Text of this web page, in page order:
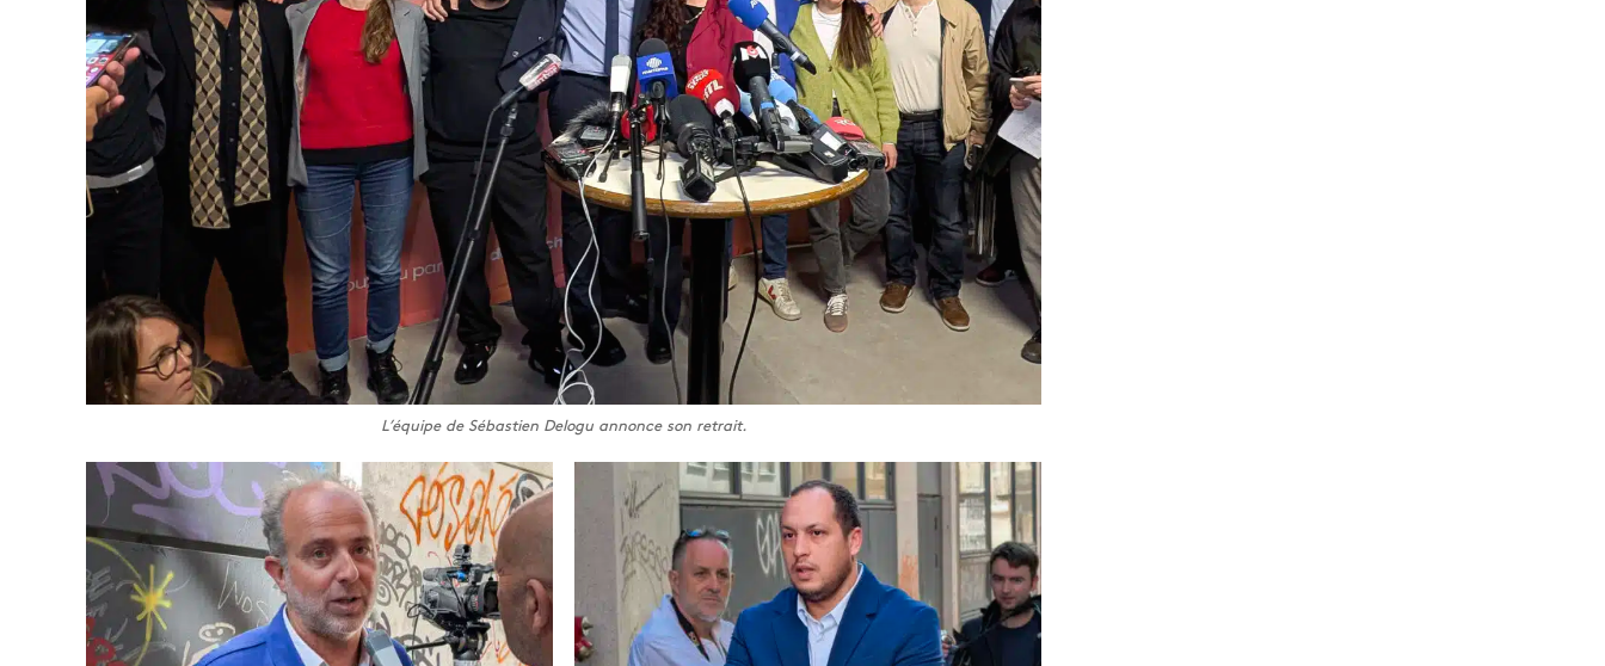
L’équipe de Sébastien Delogu annonce son retrait.